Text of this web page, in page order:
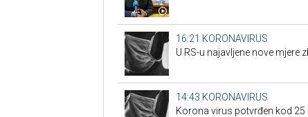
16:21 KORONAVIRUS
U RS-u najavljene nove mjere
14:43 KORONAVIRUS
Korona virus potvrđen kod 25